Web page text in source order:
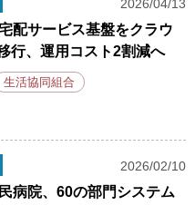
2026/04/13
配サービス基盤をクラウ
行、運用コスト2割減へ
生活協同組合
2026/02/10
病院、60の部門システム